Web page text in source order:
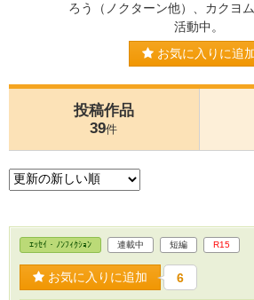
ろう（ノクターン他）、カクヨ
活動中。
お気に入りに追
投稿作品
39件
ｴｯｾｲ・ﾉﾝﾌｨｸｼｮﾝ 連載中 短編 R15
お気に入りに追加 6